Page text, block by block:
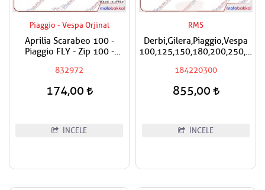
Piaggio - Vespa Orjinal
Aprilia Scarabeo 100 -
Piaggio FLY - Zip 100 -
Hava Filtresi
832972
174,00
İNCELE
RMS
Derbi,Gilera,Piaggio,Vespa
Mesnet Maşa Bilyası
184220300
855,00
İNCELE